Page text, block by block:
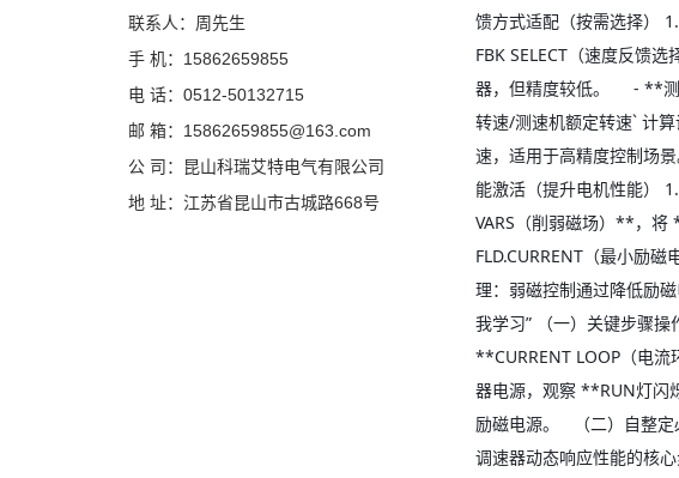
馈方式适配（按需选择）
FBK SELECT（速度反
器，但精度较低。 - **测
转速/测速机额定转速` 计
速，适用于高精度控制场
能激活（提升电机性能）
VARS（削弱磁场）**，
FLD.CURRENT（最小励
理：弱磁控制通过降低励
我学习” （一）关键步骤
**CURRENT LOOP（电
器电源，观察 **RUN灯闪
励磁电源。 （二）自整定
调速器动态响应性能的核
联系人：周先生
手 机：15862659855
电 话：0512-50132715
邮 箱：15862659855@163.com
公 司：昆山科瑞艾特电气有限公司
地 址：江苏省昆山市古城路668号